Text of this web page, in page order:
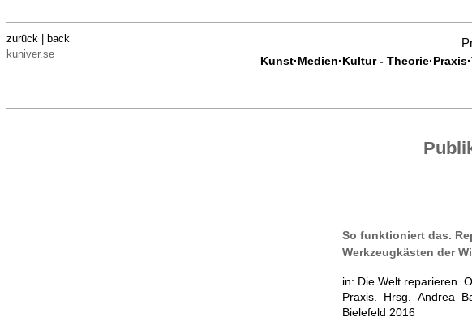
zurück | back
kuniver.se
Kunst·Medien·Kultur -
So funktioniert das.
Werkzeugkästen der
in: Die Welt reparieren.
Praxis. Hrsg. Andrea
Bielefeld 2016